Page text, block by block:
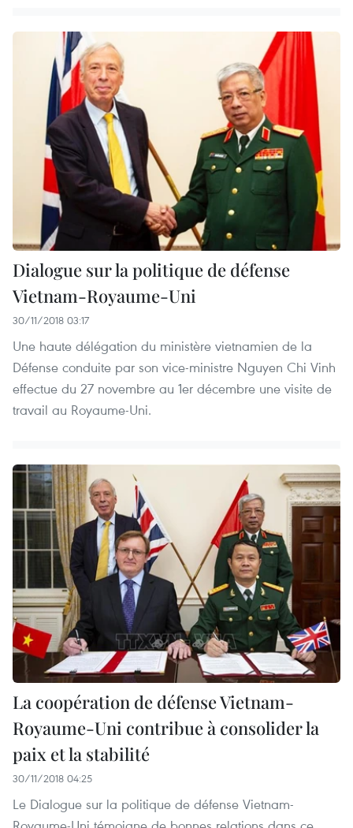
Dialogue sur la politique de défense
Vietnam-Royaume-Uni
30/11/2018 03:17
Une haute délégation du ministère vietnamien de la
Défense conduite par son vice-ministre Nguyen Chi Vinh
effectue du 27 novembre au 1er décembre une visite de
travail au Royaume-Uni.
La coopération de défense Vietnam-
Royaume-Uni contribue à consolider la
paix et la stabilité
30/11/2018 04:25
Le Dialogue sur la politique de défense Vietnam-